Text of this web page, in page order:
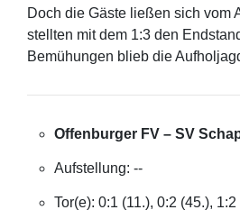
Doch die Gäste ließen sich vom
stellten mit dem 1:3 den
Bemühungen blieb die
Offenburger FV – SV
Aufstellung: --
Tor(e): 0:1 (11.), 0:2 (45.),